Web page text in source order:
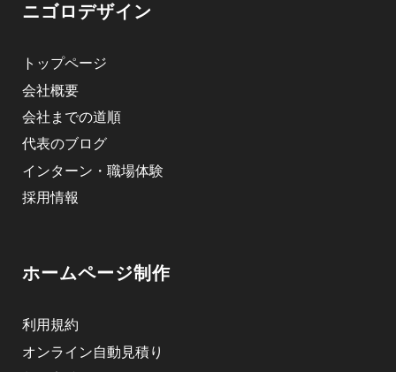
ニゴロデザイン
トップページ
会社概要
会社までの道順
代表のブログ
インターン・職場体験
採用情報
ホームページ制作
利用規約
オンライン自動見積り